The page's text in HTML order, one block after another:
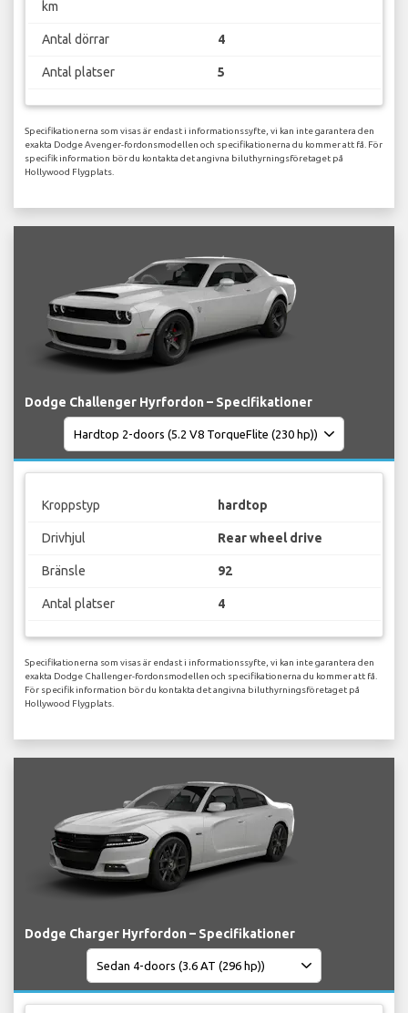
km
Antal dörrar 4
Antal platser 5
Specifikationerna som visas är endast i informationssyfte, vi kan inte garantera den
exakta Dodge Avenger-fordonsmodellen och specifikationerna du kommer att få. För
specifik information bör du kontakta det angivna biluthyrningsföretaget på
Hollywood Flygplats.
Dodge Challenger Hyrfordon – Specifikationer
Kroppstyp hardtop
Drivhjul Rear wheel drive
Bränsle 92
Antal platser 4
Specifikationerna som visas är endast i informationssyfte, vi kan inte garantera den
exakta Dodge Challenger-fordonsmodellen och specifikationerna du kommer att få.
För specifik information bör du kontakta det angivna biluthyrningsföretaget på
Hollywood Flygplats.
Dodge Charger Hyrfordon – Specifikationer